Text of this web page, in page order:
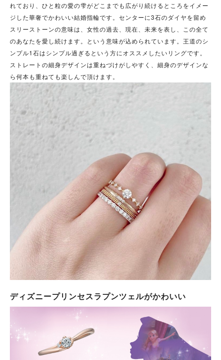
れており、ひと粒の愛の雫がどこまでも広がり続けるところをイメー
ジした華奢でかわいい結婚指輪です。センターに3石のダイヤを留め
スリーストーンの意味は、女性の過去、現在、未来を表し、この全て
のあなたを愛し続けます。という意味が込められています。王道のシ
ンプル1石はシンプル過ぎるという方にオススメしたいリングです。
ストレートの細身デザインは重ねづけがしやすく、細身のデザインな
ら何本も重ねても楽しんで頂けます。
ディズニープリンセスラプンツェルがかわいい